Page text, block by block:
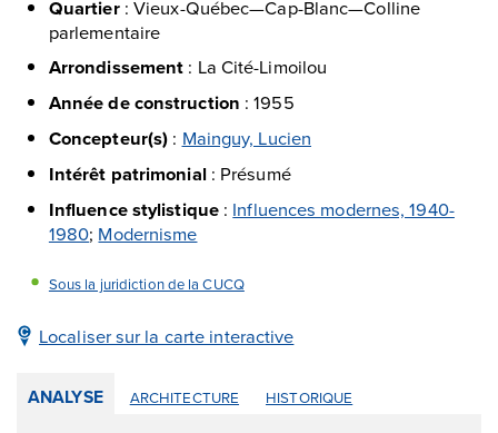
Quartier: Vieux-Québec—Cap-Blanc—Colline
parlementaire
Arrondissement : La Cité-Limoilou
Année de construction :1955
Concepteur(s) : Mainguy, Lucien
Intérêt patrimonial: Présumé
Influence stylistique: Influences modernes, 1940-
1980; Modernisme
Sous la juridiction de la CUCQ
Localiser sur la carte interactive
ANALYSE ARCHITECTURE HISTORIQUE